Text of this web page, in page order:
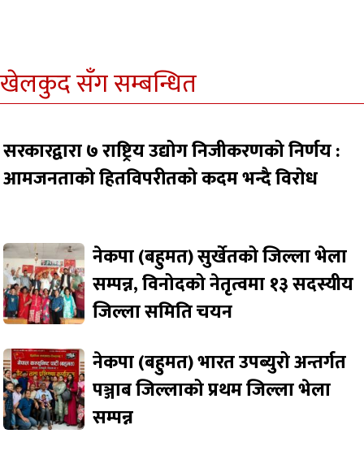
खेलकुद सँग सम्बन्धित
सरकारद्वारा ७ राष्ट्रिय उद्योग निजीकरणको निर्णय :
आमजनताको हितविपरीतको कदम भन्दै विरोध
नेकपा (बहुमत) सुर्खेतको जिल्ला भेला
सम्पन्न, विनोदको नेतृत्वमा १३ सदस्यीय
जिल्ला समिति चयन
नेकपा (बहुमत) भारत उपब्युरो अन्तर्गत
पञ्जाब जिल्लाको प्रथम जिल्ला भेला
सम्पन्न